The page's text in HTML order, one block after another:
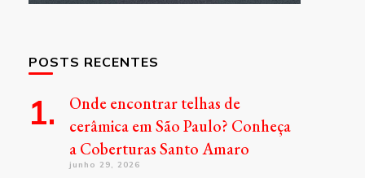
POSTS RECENTES
Onde encontrar telhas de
cerâmica em São Paulo? Conheça
a Coberturas Santo Amaro
junho 29, 2026